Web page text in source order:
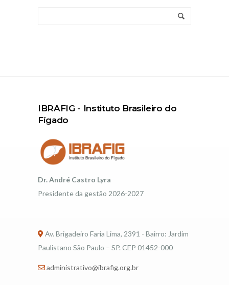
IBRAFIG - Instituto Brasileiro do
Fígado
Dr. André Castro Lyra
Presidente da gestão 2026-2027
Av. Brigadeiro Faria Lima, 2391 - Bairro: Jardim
Paulistano São Paulo – SP. CEP 01452-000
administrativo@ibrafig.org.br